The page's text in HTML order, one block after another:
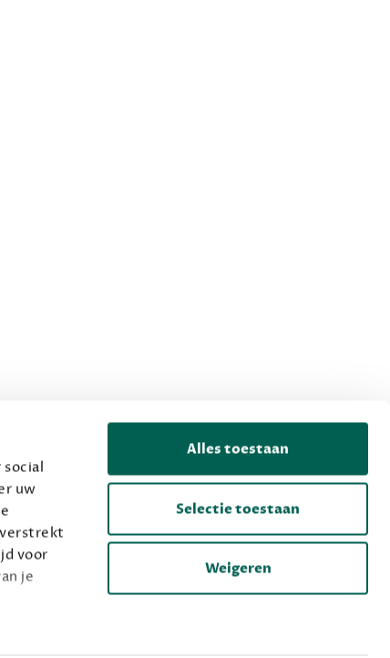
uw
voor
je
Alles toestaan
Selectie toestaan
Weigeren